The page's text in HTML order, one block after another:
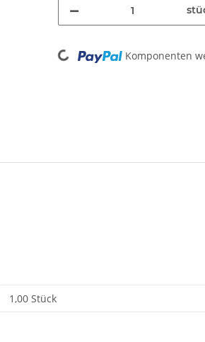
Loading... Komponenten
1,00 Stück